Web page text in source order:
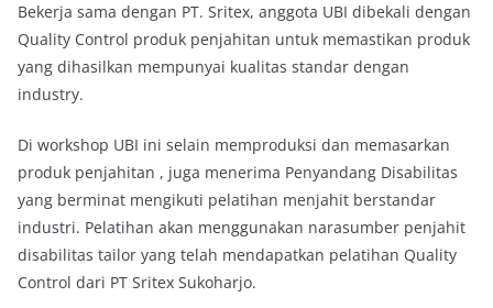
Bekerja sama dengan PT. Sritex, anggota UBI dibekali dengan
Quality Control produk penjahitan untuk memastikan produk
yang dihasilkan mempunyai kualitas standar dengan
industry.
Di workshop UBI ini selain memproduksi dan memasarkan
produk penjahitan , juga menerima Penyandang Disabilitas
yang berminat mengikuti pelatihan menjahit berstandar
industri. Pelatihan akan menggunakan narasumber penjahit
disabilitas tailor yang telah mendapatkan pelatihan Quality
Control dari PT Sritex Sukoharjo.